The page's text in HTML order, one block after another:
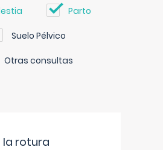
Parto
Suelo Pélvico
Otras consultas
la rotura